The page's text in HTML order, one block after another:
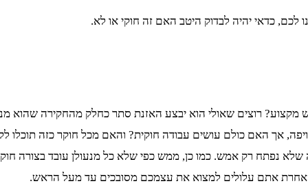
כדאי יהיה לבדוק היטב האם זה חוקי או לא.
רוצים שאולי הוא יבצע האזנת סתר כחלק מהחקירה שהוא
אך האם כולם עושים עבודה חוקית? והאם מכל חוקר כזה תוכלו
נפתח רק אמש. כמו כן, ממש כפי שלא כל מנעולן עובד בצורה
אחרת אתם עלולים למצוא את עצמכם מסובכים עד מעל הראש.